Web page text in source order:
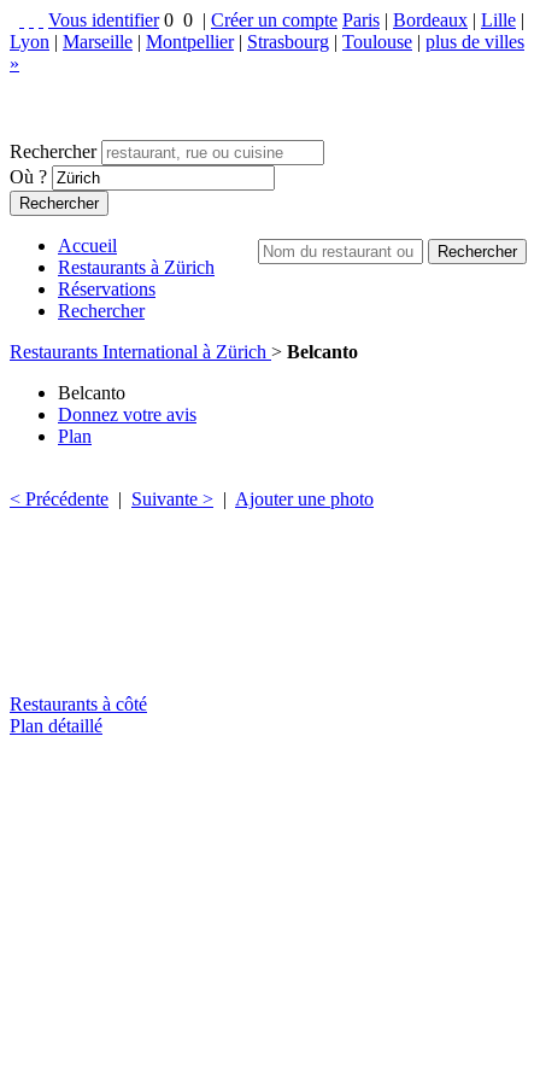
Vous identifier0 0 | Créer un compte Paris | Bordeaux | Lille |
Lyon | Marseille | Montpellier| Strasbourg | Toulouse | plus de villes
»
Rechercher
Où ?
Accueil
Restaurants à Zürich
Réservations
Rechercher
Restaurants International à Zürich > Belcanto
Belcanto
Donnez votre avis
Plan
< Précédente | Suivante > | Ajouter une photo
Restaurants à côté
Plan détaillé